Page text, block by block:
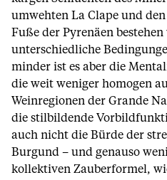
umwehten La Clape und
Fuße der Pyrenäen
unterschiedliche
minder ist es aber die
die weit weniger homogen
Weinregionen der Grande
die stilbildende
auch nicht die Bürde der
Burgund – und genauso
kollektiven Zauberformel,